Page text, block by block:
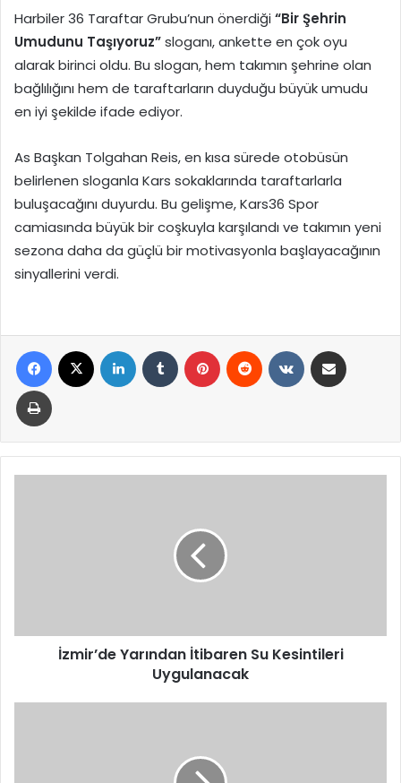
​Harbiler 36 Taraftar Grubu’nun önerdiği“Bir Şehrin
Umudunu Taşıyoruz”sloganı, ankette en çok oyu
alarak birinci oldu. Bu slogan, hem takımın şehrine olan
bağlılığını hem de taraftarların duyduğu büyük umudu
en iyi şekilde ifade ediyor.
​As Başkan Tolgahan Reis, en kısa sürede otobüsün
belirlenen sloganla Kars sokaklarında taraftarlarla
buluşacağını duyurdu. Bu gelişme, Kars36 Spor
camiasında büyük bir coşkuyla karşılandı ve takımın yeni
sezona daha da güçlü bir motivasyonla başlayacağının
sinyallerini verdi.
Facebook LinkedIn Tumblr Pinterest Reddit VKontakte
Yazdır
İzmir’de Yarından İtibaren Su Kesintileri
Uygulanacak